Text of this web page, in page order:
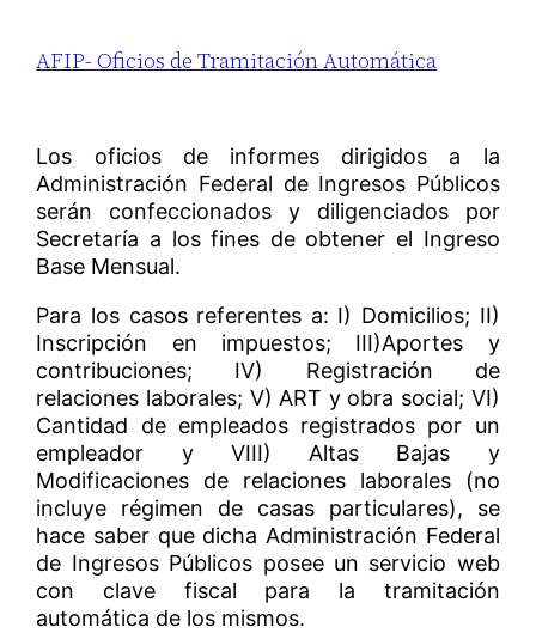
AFIP- Oficios de Tramitación Automática
Los oficios de informes dirigidos a la
Administración Federal de Ingresos Públicos
serán confeccionados y diligenciados por
Secretaría a los fines de obtener el Ingreso
Base Mensual.
Para los casos referentes a: I) Domicilios; II)
Inscripción en impuestos; III)Aportes y
contribuciones; IV) Registración de
relaciones laborales; V) ART y obra social; VI)
Cantidad de empleados registrados por un
empleador y VIII) Altas Bajas y
Modificaciones de relaciones laborales (no
incluye régimen de casas particulares), se
hace saber que dicha Administración Federal
de Ingresos Públicos posee un servicio web
con clave fiscal para la tramitación
automática de los mismos.